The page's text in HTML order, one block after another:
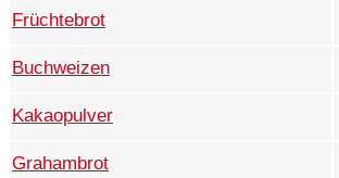
Früchtebrot
Buchweizen
Kakaopulver
Grahambrot